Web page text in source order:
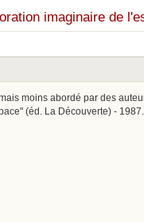
imaginaire de
moins abordé par des
(éd. La Découverte) -